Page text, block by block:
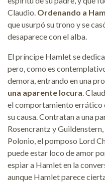
Claudio. Ordenando a
que usurpó su trono y se
desaparece con el alba.
El príncipe Hamlet se
pero, como es
demora, entrando en una
una aparente locura .
el comportamiento errático
su causa. Contratan a una
Rosencrantz y
Polonio, el pomposo Lord
puede estar loco de amor
espiar a Hamlet en la
aunque Hamlet parece